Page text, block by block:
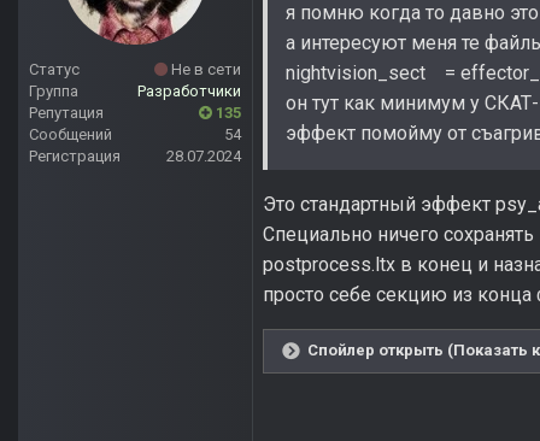
Статус
Не в сети
Группа
Разработчики
Репутация
135
Сообщений
54
Регистрация
28.07.2024
я помню когда то давно
а интересуют меня те
nightvision_sect =
он тут как минимум у
эффект помойму от
Это стандартный эффект
Специально ничего
postprocess.ltx в конец и
просто себе секцию из
Спойлер открыть (Показать